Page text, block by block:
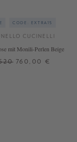
CODE: EXTRA15
CUCINELLI
mit Monili-Perlen Beige
760,00 €